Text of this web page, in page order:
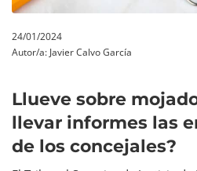
24/01/2024
Autor/a: Javier Calvo García
Llueve sobre
llevar informes las
de los concejales?